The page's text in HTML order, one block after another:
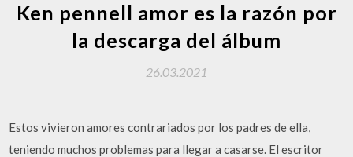
Ken pennell amor es la razón por
la descarga del álbum
26.03.2021
Estos vivieron amores contrariados por los padres de ella,
teniendo muchos problemas para llegar a casarse. El escritor